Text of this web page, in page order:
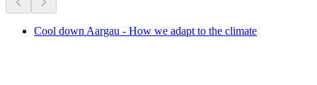
Cool down Aargau - How we adapt to the climate